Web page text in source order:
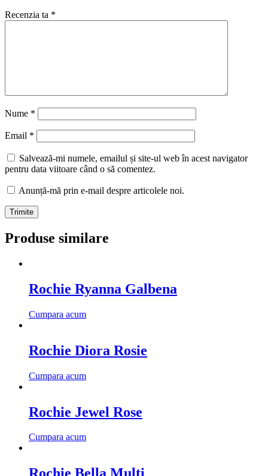
Recenzia ta *
Nume *
Email *
Salvează-mi numele, emailul și site-ul web în acest navigator
pentru data viitoare când o să comentez.
Anunță-mă prin e-mail despre articolele noi.
Produse similare
Rochie Ryanna Galbena
Cumpara acum
Rochie Diora Rosie
Cumpara acum
Rochie Jewel Rose
Cumpara acum